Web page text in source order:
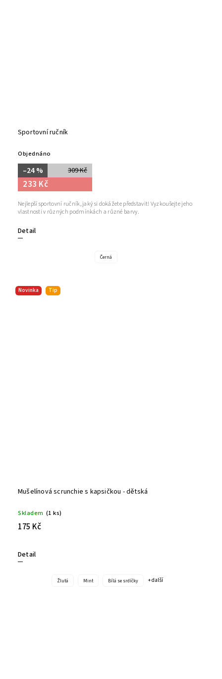
Sportovní ručník
Objednáno
309 Kč
–24 %
233 Kč
Detail
Nejlepší sportovní ručník, jaký si dokážete představit! Vyzkoušejte jeho
vlastnosti v různých podmínkách a různé barvy.
Černá
Novinka Tip
Mušelínová scrunchie s kapsičkou - dětská
Skladem (1 ks)
175 Kč
Detail
Žlutá Mint Bílá se srdíčky + další